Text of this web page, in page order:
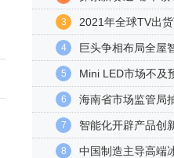
3 2021年全球TV出货
4 巨头争相布局全屋
5 Mini LED市场不及
6 海南省市场监管局
7 智能化开辟产品创
8 中国制造主导高端